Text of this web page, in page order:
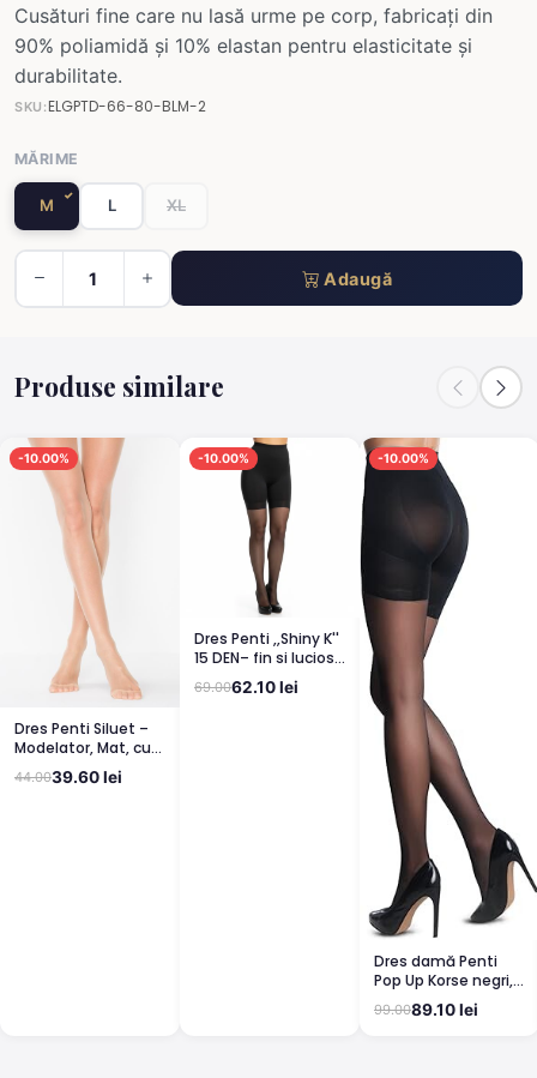
Cusături fine care nu lasă urme pe corp, fabricați din
90% poliamidă și 10% elastan pentru elasticitate și
durabilitate.
SKU:ELGPTD-66-80-BLM-2
MĂRIME
M L XL
Adaugă
Produse similare
-10.00%
Dres Penti Siluet –
Modelator, Mat, cu
Corset, Light Nude
44.0039.60 lei
-10.00%
Dres Penti ,,Shiny K''
15 DEN– fin si lucios,
clin din bumbac,
bronz
69.0062.10 lei
-10.00%
Dres damă Penti
Pop Up Korse negri,
semi lucioși
99.0089.10 lei